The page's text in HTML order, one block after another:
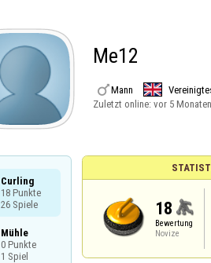
Me12
Mann
Zuletzt online: vor 5 Monaten
Curling
18 Punkte
26 Spiele
Mühle
0 Punkte
1 Spiel
18
Bewertung
Novize